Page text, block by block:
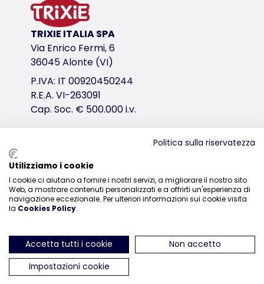
alto contenuto di fibre alimentari e basso
le fibre alimentari e le sostanze vegetali naturali
variante di prodotto
variante di prodotto: numero unico del
Contenuto/Peso
200 gr.
Tipo di mangime
<table><tr><td><table><tr><td>Alimento
Composizione ed etichettatura
avena verde, erbe e piante selvatiche, gambi di
Conservare in luogo fresco e asciutto.
Componenti Analitici
Tenore in materia grassa
2.4 %
Proteina
TRIXIE ITALIA SPA
Via Enrico Fermi, 6
36045 Alonte (VI)
P.IVA: IT 00920450244
R.E.A. VI-263091
Cap. Soc. € 500.000 i.v.
Distribuzione
0444-835329
ci trovi su Instagram
ci trovi su Facebook
ci trovi su YouTube
ci trovi suci trovi su
Politica sulla riservatezza
Utilizziamo i cookie
I cookie ci aiutano a fornire i nostri servizi, a migliorare il nostro sito
Web, a mostrare contenuti personalizzati e a offrirti un'esperienza di
navigazione eccezionale. Per ulteriori informazioni sui cookie visita
la Cookies Policy.
Accetta tutti i cookie
Non accetto
Impostazioni cookie